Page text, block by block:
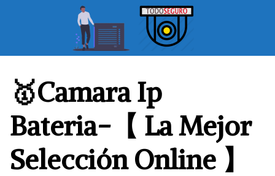
🥇Camara Ip
Bateria-【 La Mejor
Selección Online 】